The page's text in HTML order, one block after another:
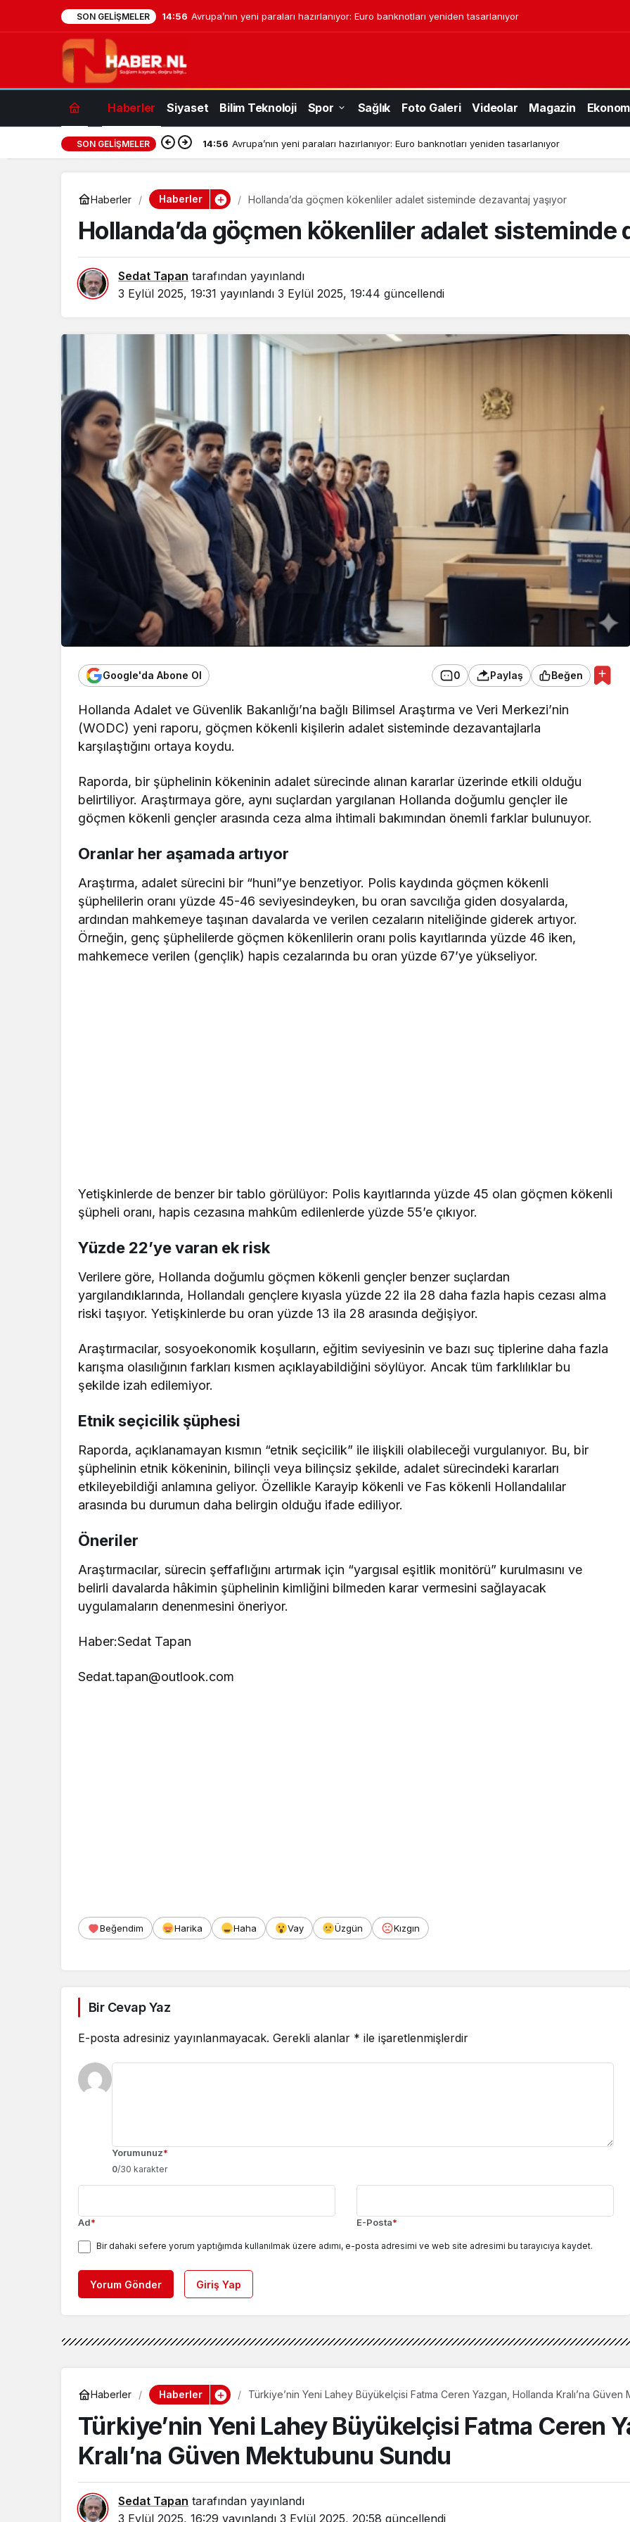
SON GELIŞMELER 14:56 Avrupa’nın yeni paraları hazırlanıyor: Euro banknotları yeniden tasarlanıyor
Haberler Siyaset Bilim Teknoloji Spor Sağlık Foto Galeri Videolar Magazin
SON GELIŞMELER 14:56 Avrupa’nın yeni paraları hazırlanıyor: Euro banknotları yeniden tasarlanıyor
Haberler Haberler Hollanda’da göçmen kökenliler adalet sisteminde dezavantaj yaşıyor
Hollanda’da göçmen kökenliler adalet sisteminde
Sedat Tapan tarafından yayınlandı
3 Eylül 2025, 19:31 yayınlandı 3 Eylül 2025, 19:44 güncellendi
Google'da Abone Ol 0 Paylaş Beğen
Hollanda Adalet ve Güvenlik Bakanlığı’na bağlı Bilimsel Araştırma ve Veri Merkezi’nin
(WODC) yeni raporu, göçmen kökenli kişilerin adalet sisteminde dezavantajlarla
karşılaştığını ortaya koydu.
Raporda, bir şüphelinin kökeninin adalet sürecinde alınan kararlar üzerinde etkili olduğu
belirtiliyor. Araştırmaya göre, aynı suçlardan yargılanan Hollanda doğumlu gençler ile
göçmen kökenli gençler arasında ceza alma ihtimali bakımından önemli farklar bulunuyor.
Oranlar her aşamada artıyor
Araştırma, adalet sürecini bir “huni”ye benzetiyor. Polis kaydında göçmen kökenli
şüphelilerin oranı yüzde 45-46 seviyesindeyken, bu oran savcılığa giden dosyalarda,
ardından mahkemeye taşınan davalarda ve verilen cezaların niteliğinde giderek artıyor.
Örneğin, genç şüphelilerde göçmen kökenlilerin oranı polis kayıtlarında yüzde 46 iken,
mahkemece verilen (gençlik) hapis cezalarında bu oran yüzde 67’ye yükseliyor.
Yetişkinlerde de benzer bir tablo görülüyor: Polis kayıtlarında yüzde 45 olan göçmen kökenli
şüpheli oranı, hapis cezasına mahkûm edilenlerde yüzde 55’e çıkıyor.
Yüzde 22’ye varan ek risk
Verilere göre, Hollanda doğumlu göçmen kökenli gençler benzer suçlardan
yargılandıklarında, Hollandalı gençlere kıyasla yüzde 22 ila 28 daha fazla hapis cezası alma
riski taşıyor. Yetişkinlerde bu oran yüzde 13 ila 28 arasında değişiyor.
Araştırmacılar, sosyoekonomik koşulların, eğitim seviyesinin ve bazı suç tiplerine daha fazla
karışma olasılığının farkları kısmen açıklayabildiğini söylüyor. Ancak tüm farklılıklar bu
şekilde izah edilemiyor.
Etnik seçicilik şüphesi
Raporda, açıklanamayan kısmın “etnik seçicilik” ile ilişkili olabileceği vurgulanıyor. Bu, bir
şüphelinin etnik kökeninin, bilinçli veya bilinçsiz şekilde, adalet sürecindeki kararları
etkileyebildiği anlamına geliyor. Özellikle Karayip kökenli ve Fas kökenli Hollandalılar
arasında bu durumun daha belirgin olduğu ifade ediliyor.
Öneriler
Araştırmacılar, sürecin şeffaflığını artırmak için “yargısal eşitlik monitörü” kurulmasını ve
belirli davalarda hâkimin şüphelinin kimliğini bilmeden karar vermesini sağlayacak
uygulamaların denenmesini öneriyor.
Haber:Sedat Tapan
Sedat.tapan@outlook.com
Beğendim Harika Haha Vay Üzgün Kızgın
Bir Cevap Yaz
E-posta adresiniz yayınlanmayacak. Gerekli alanlar * ile işaretlenmişlerdir
Yorumunuz*
0/30 karakter
Ad* E-Posta*
Bir dahaki sefere yorum yaptığımda kullanılmak üzere adımı, e-posta adresimi ve web site adresimi bu tarayıcıya kaydet.
Yorum Gönder Giriş Yap
Haberler Haberler Türkiye’nin Yeni Lahey Büyükelçisi Fatma Ceren Yazgan, Hollanda Kralı’na Güven
Türkiye’nin Yeni Lahey Büyükelçisi Fatma Ceren
Kralı’na Güven Mektubunu Sundu
Sedat Tapan tarafından yayınlandı
3 Eylül 2025, 16:29 yayınlandı 3 Eylül 2025, 20:58 güncellendi